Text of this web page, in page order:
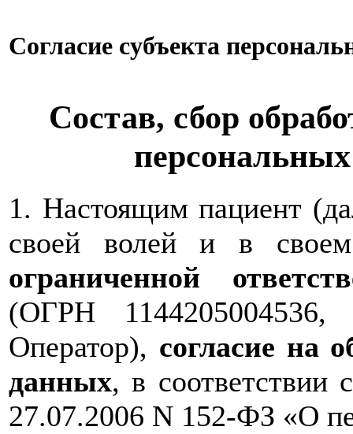
Согласие субъекта
Состав, сбор
1. Настоящим пациент
своей волей и в
ограниченной
(ОГРН
Оператор), согласие на
данных, в соответствии
27.07.2006 N 152-ФЗ «О